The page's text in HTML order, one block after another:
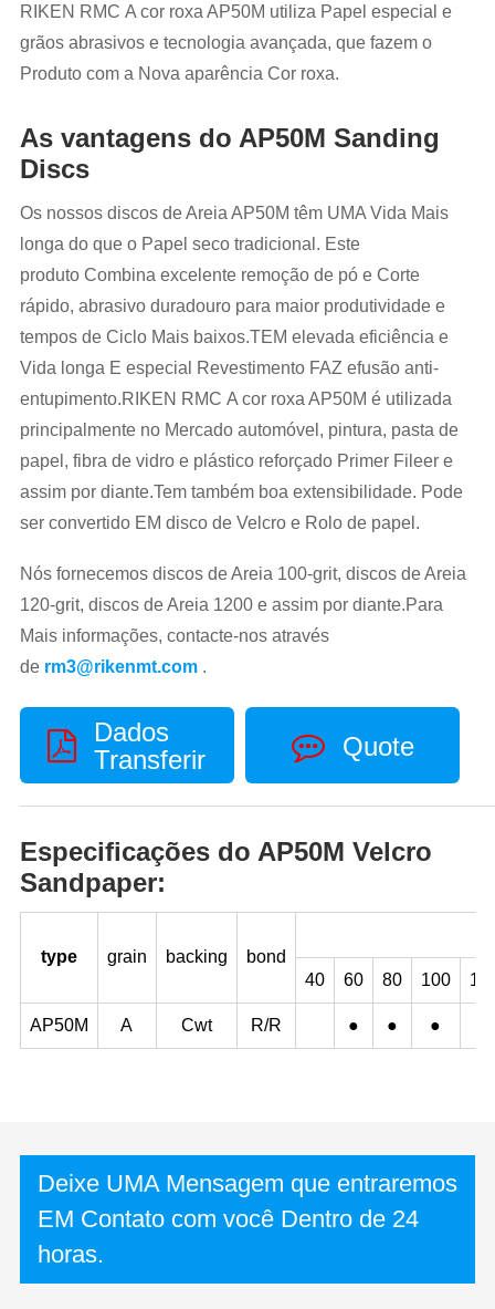
RIKEN RMC A cor roxa AP50M utiliza Papel especial e
grãos abrasivos e tecnologia avançada, que fazem o
Produto com a Nova aparência Cor roxa.
As vantagens do AP50M Sanding
Discs
Os nossos discos de Areia AP50M têm UMA Vida Mais
longa do que o Papel seco tradicional. Este
produto Combina excelente remoção de pó e Corte
rápido, abrasivo duradouro para maior produtividade e
tempos de Ciclo Mais baixos.TEM elevada eficiência e
Vida longa E especial Revestimento FAZ efusão anti-
entupimento.RIKEN RMC A cor roxa AP50M é utilizada
principalmente no Mercado automóvel, pintura, pasta de
papel, fibra de vidro e plástico reforçado Primer Fileer e
assim por diante.Tem também boa extensibilidade. Pode
ser convertido EM disco de Velcro e Rolo de papel.
Nós fornecemos discos de Areia 100-grit, discos de Areia
120-grit, discos de Areia 1200 e assim por diante.Para
Mais informações, contacte-nos através
de rm3@rikenmt.com .
Dados
Transferir
Quote
Especificações do AP50M Velcro
Sandpaper:
type grain backing
bond
40
60 80 100
AP50M A Cwt R/R ● ● ●
Deixe UMA Mensagem que entraremos
EM Contato com você Dentro de 24
horas.